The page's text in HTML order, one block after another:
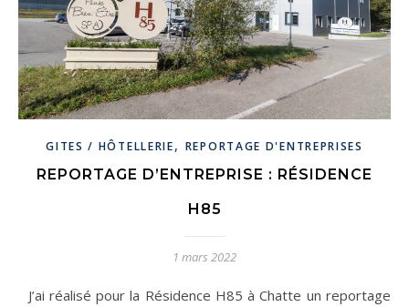
GITES / HÔTELLERIE, REPORTAGE D'ENTREPRISES
REPORTAGE D’ENTREPRISE : RÉSIDENCE
H85
1 mars 2022
J’ai réalisé pour la Résidence H85 à Chatte un reportage